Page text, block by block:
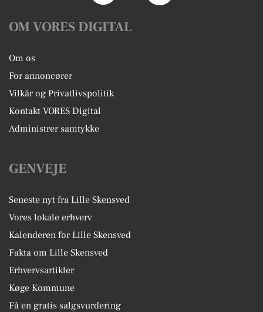
OM VORES DIGITAL
Om os
For annoncører
Vilkår og Privatlivspolitik
Kontakt VORES Digital
Administrer samtykke
GENVEJE
Seneste nyt fra Lille Skensved
Vores lokale erhverv
Kalenderen for Lille Skensved
Fakta om Lille Skensved
Erhvervsartikler
Køge Kommune
Få en gratis salgsvurdering